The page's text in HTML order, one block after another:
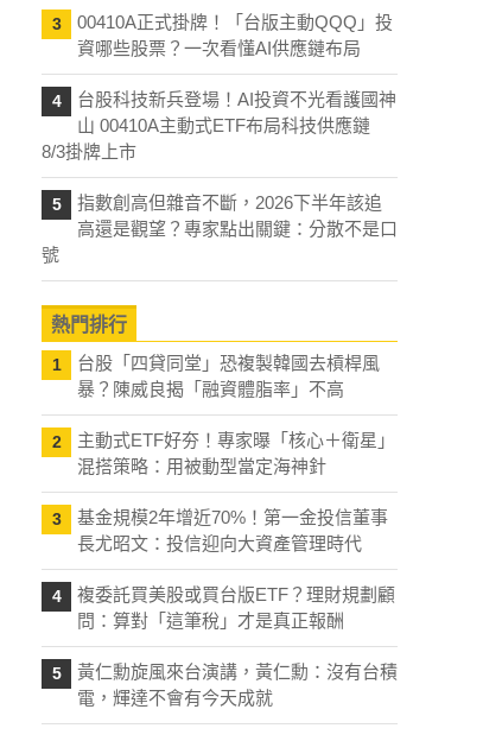
3
00410A正式掛牌！「台版主動QQQ」投
資哪些股票？一次看懂AI供應鏈布局
4
台股科技新兵登場！AI投資不光看護國神
山 00410A主動式ETF布局科技供應鏈
8/3掛牌上市
5
指數創高但雜音不斷，2026下半年該追
高還是觀望？專家點出關鍵：分散不是口
號
熱門排行
1
台股「四貸同堂」恐複製韓國去槓桿風
暴？陳威良揭「融資體脂率」不高
2
主動式ETF好夯！專家曝「核心＋衛星」
混搭策略：用被動型當定海神針
3
基金規模2年增近70%！第一金投信董事
長尤昭文：投信迎向大資產管理時代
4
複委託買美股或買台版ETF？理財規劃顧
問：算對「這筆稅」才是真正報酬
5
黃仁勳旋風來台演講，黃仁勳：沒有台積
電，輝達不會有今天成就